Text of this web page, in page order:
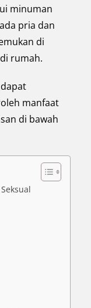
minuman
pria dan
di
rumah.
manfaat
di bawah